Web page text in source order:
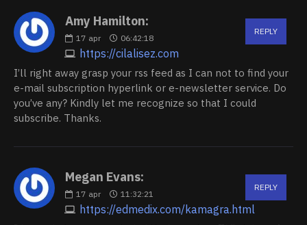
Amy Hamilton:
17 apr 06:42:18
https://cilalisez.com
REPLY
I’ll right away grasp your rss feed as I can not to find your
e-mail subscription hyperlink or e-newsletter service. Do
you’ve any? Kindly let me recognize so that I could
subscribe. Thanks.
Megan Evans:
17 apr 11:32:21
https://edmedix.com/kamagra.html
REPLY